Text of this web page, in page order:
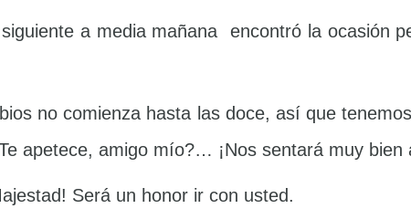
a media mañana encontró la ocasión
no comienza hasta las doce, así que
apetece, amigo mío?… ¡Nos sentará muy bien
Será un honor ir con usted.